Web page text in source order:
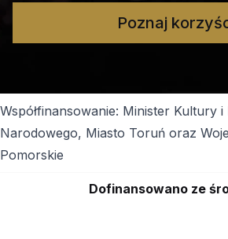
Poznaj
Współfinansowanie: Minister Kultury i
Narodowego, Miasto Toruń oraz
Pomorskie
Dofinansowano ze